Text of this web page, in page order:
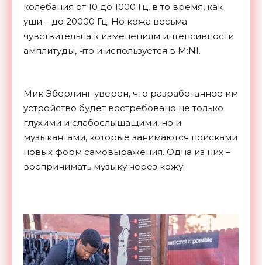
колебания от 10 до 1000 Гц, в то время, как
уши – до 20000 Гц. Но кожа весьма
чувствительна к изменениям интенсивности
амплитуды, что и используется в M:NI.
Мик Эберлинг уверен, что разработанное им
устройство будет востребовано не только
глухими и слабослышащими, но и
музыкантами, которые занимаются поисками
новых форм самовыражения. Одна из них –
воспринимать музыку через кожу.